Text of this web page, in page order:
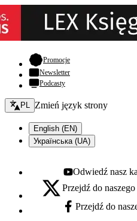
Promocje- otwiera się w nowej
Newsletter
Podcasty
Zmień język - bieżący:
PL Zmień język strony
English (EN)
Українська (UA)
Youtube - otwiera się w
Odwiedź nasz
X - otwiera się w nowej karcie
Przejdź do
Facebook - otwiera się w
Przejdź do